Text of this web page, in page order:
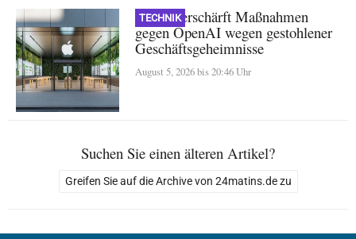
TECHNIK
Apple verschärft Maßnahmen
gegen OpenAI wegen gestohlener
Geschäftsgeheimnisse
August 5, 2026 bis 20:46 Uhr
Suchen Sie einen älteren Artikel?
Greifen Sie auf die Archive von 24matins.de zu